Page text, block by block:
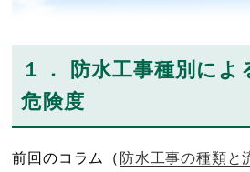
１． 防水工事種別によ
危険度
前回のコラム（ 防水工事の種類